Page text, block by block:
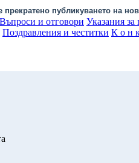
публикуването на
Въпроси и отговори Указания
Поздравления и честитки К о н